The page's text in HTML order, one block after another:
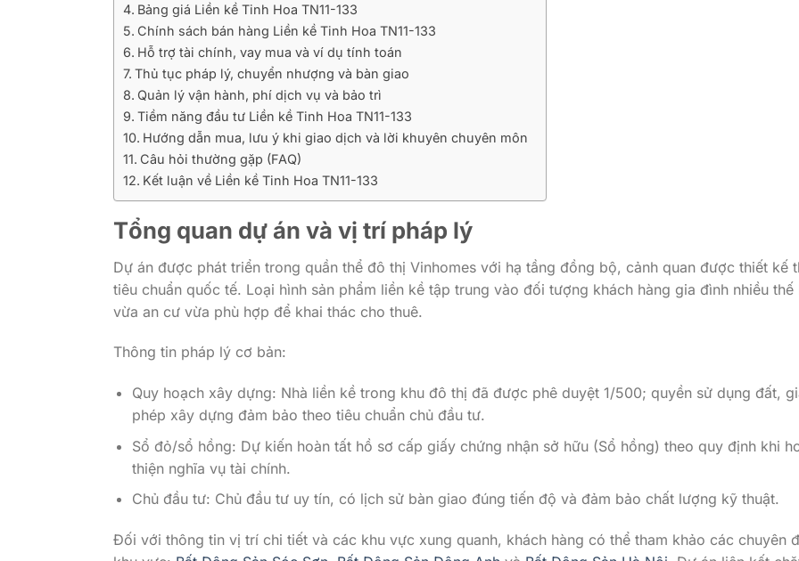
Bảng giá Liền kề Tinh Hoa TN11-133
Chính sách bán hàng Liền kề Tinh Hoa TN11-133
Hỗ trợ tài chính, vay mua và ví dụ tính toán
Thủ tục pháp lý, chuyển nhượng và bàn giao
Quản lý vận hành, phí dịch vụ và bảo trì
Tiềm năng đầu tư Liền kề Tinh Hoa TN11-133
Hướng dẫn mua, lưu ý khi giao dịch và lời khuyên chuyên môn
Câu hỏi thường gặp (FAQ)
Kết luận về Liền kề Tinh Hoa TN11-133
Tổng quan dự án và vị trí pháp lý
Dự án được phát triển trong quần thể đô thị Vinhomes với hạ tầng đồng bộ, cảnh quan được thiết kế
tiêu chuẩn quốc tế. Loại hình sản phẩm liền kề tập trung vào đối tượng khách hàng gia đình nhiều thế
vừa an cư vừa phù hợp để khai thác cho thuê.
Thông tin pháp lý cơ bản:
Quy hoạch xây dựng: Nhà liền kề trong khu đô thị đã được phê duyệt 1/500; quyền sử dụng đất,
phép xây dựng đảm bảo theo tiêu chuẩn chủ đầu tư.
Sổ đỏ/sổ hồng: Dự kiến hoàn tất hồ sơ cấp giấy chứng nhận sở hữu (Sổ hồng) theo quy định khi
thiện nghĩa vụ tài chính.
Chủ đầu tư: Chủ đầu tư uy tín, có lịch sử bàn giao đúng tiến độ và đảm bảo chất lượng kỹ thuật.
Đối với thông tin vị trí chi tiết và các khu vực xung quanh, khách hàng có thể tham khảo các chuyên